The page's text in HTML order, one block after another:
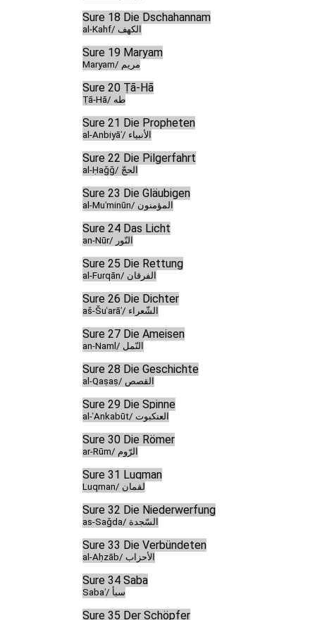
Sure 18 Die Dschahannam
al-Kahf/ الكهف
Sure 19 Maryam
Maryam/ مريم
Sure 20 Ṭā-Hā
Ṭā-Hā/ طه
Sure 21 Die Propheten
al-Anbiyāʾ/ الأنبياء
Sure 22 Die Pilgerfahrt
al-Ḥaǧǧ/ الحجّ
Sure 23 Die Gläubigen
al-Muʾminūn/ المؤمنون
Sure 24 Das Licht
an-Nūr/ النّور
Sure 25 Die Rettung
al-Furqān/ الفرقان
Sure 26 Die Dichter
aš-Šuʿarāʾ/ الشّعراء
Sure 27 Die Ameisen
an-Naml/ النّمل
Sure 28 Die Geschichte
al-Qaṣaṣ/ القصص
Sure 29 Die Spinne
al-ʿAnkabūt/ العنكبوت
Sure 30 Die Römer
ar-Rūm/ الرّوم
Sure 31 Luqman
Luqman/ لقمان
Sure 32 Die Niederwerfung
as-Saǧda/ السّجدة
Sure 33 Die Verbündeten
al-Aḥzāb/ الأحزاب
Sure 34 Saba
Sabaʾ/ سبأ
Sure 35 Der Schöpfer